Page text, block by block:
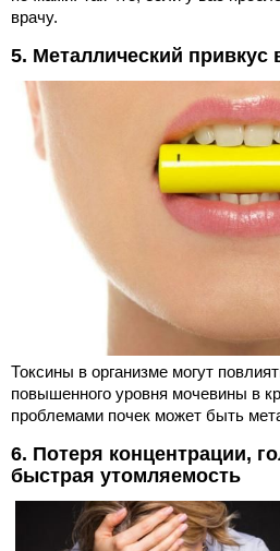
врачу.
5. Металлический привкус
Токсины в организме могут
повышенного уровня мочевины в
проблемами почек может быть
6. Потеря концентрации,
быстрая утомляемость